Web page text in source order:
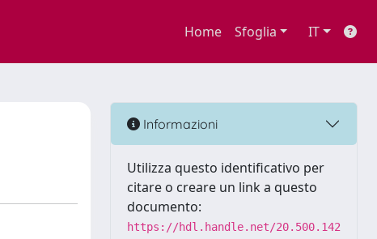
Home Sfoglia IT
Informazioni
Utilizza questo identificativo per
citare o creare un link a questo
documento:
https://hdl.handle.net/20.500.142